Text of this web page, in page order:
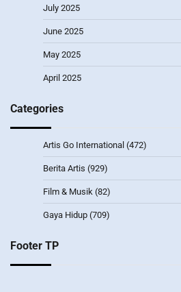
July 2025
June 2025
May 2025
April 2025
Categories
Artis Go International (472)
Berita Artis (929)
Film & Musik (82)
Gaya Hidup (709)
Footer TP